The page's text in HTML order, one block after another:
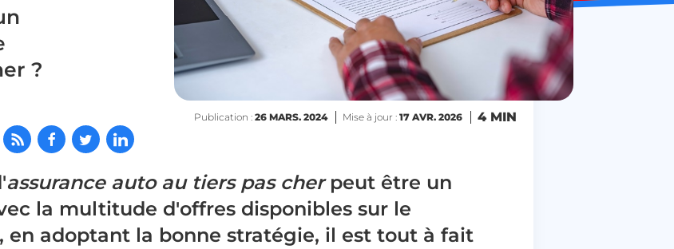
Publication : 26 MARS. 2024 Mise à jour : 17 AVR. 2026 4 MIN
?
assurance auto au tiers pas cherpeut être un
la multitude d'offres disponibles sur le
en adoptant la bonne stratégie, il est tout à fait